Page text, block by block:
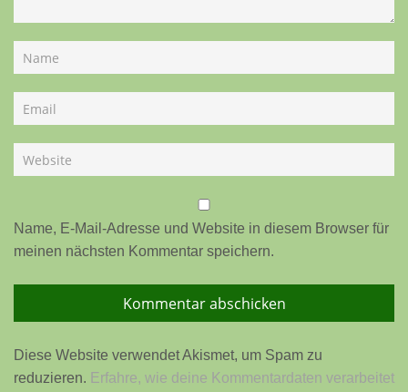
Name, E-Mail-Adresse und Website in diesem Browser für
meinen nächsten Kommentar speichern.
Diese Website verwendet Akismet, um Spam zu
reduzieren. Erfahre, wie deine Kommentardaten verarbeitet